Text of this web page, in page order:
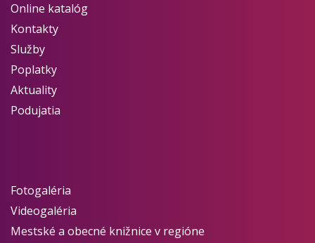
Online katalóg
Kontakty
Služby
Poplatky
Aktuality
Podujatia
Fotogaléria
Videogaléria
Mestské a obecné knižnice v regióne